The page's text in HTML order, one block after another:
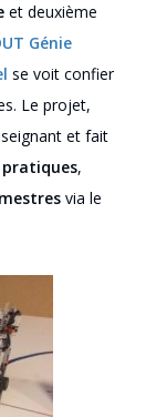
et deuxième
Génie
se voit confier
Le projet,
et fait
,
via le